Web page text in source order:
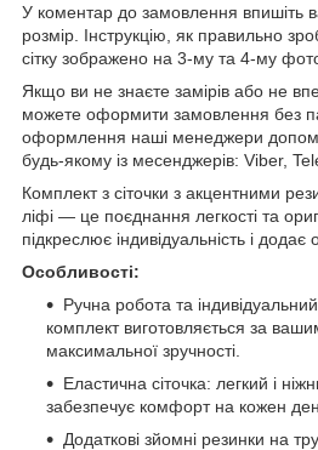
У коментар до замовлення впишіть
розмір. Інструкцію, як правильно
сітку зображено на 3-му та 4-му
Якщо ви не знаєте замірів або не
можете оформити замовлення без
оформлення наші менеджери
будь-якому із месенджерів: Viber,
Комплект з сіточки з акцентними
ліфі — це поєднання легкості та
підкреслює індивідуальність і додає
Особливості:
Ручна робота та
комплект виготовляється за
максимальної зручності.
Еластична сіточка: легкий і
забезпечує комфорт на кожен
Додаткові зйомні резинки на